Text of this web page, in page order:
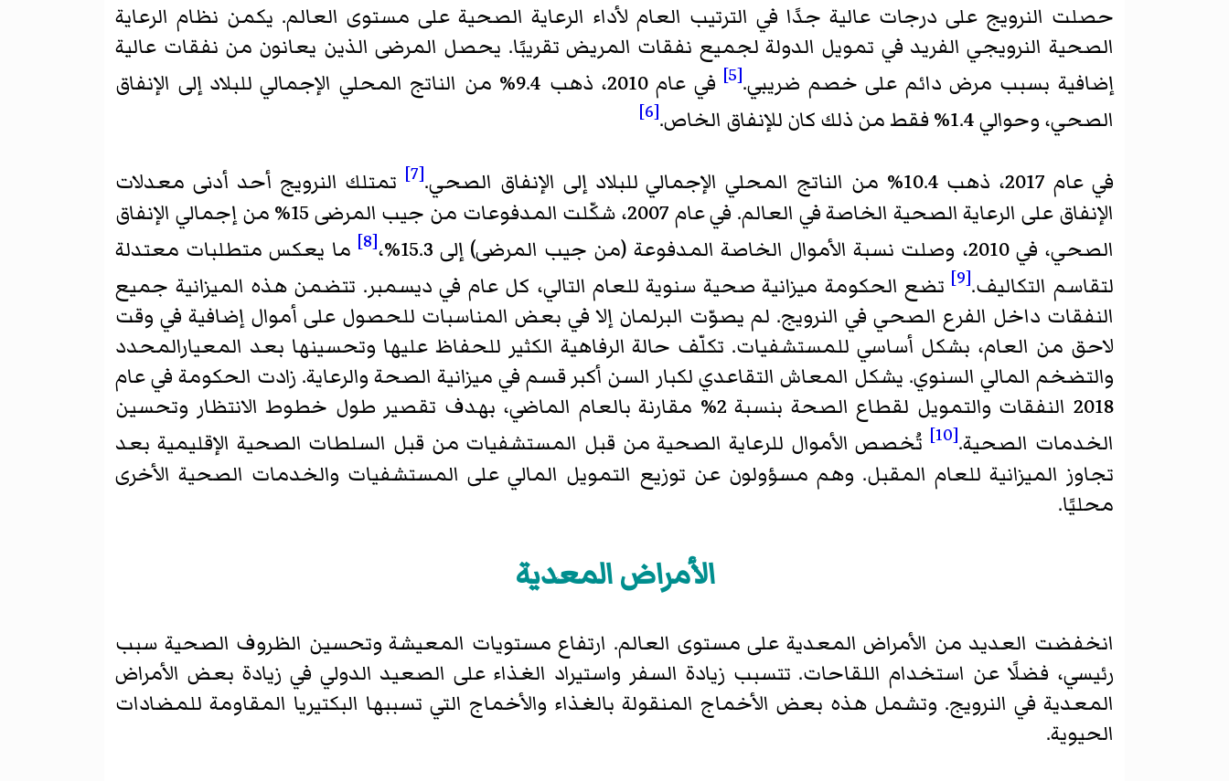
حصلت النرويج على درجات عالية جدًا في الترتيب العام لأداء الرعاية الصحية على مستوى العالم. يكمن نظام الرعاية
الصحية النرويجي الفريد في تمويل الدولة لجميع نفقات المريض تقريبًا. يحصل المرضى الذين يعانون من نفقات عالية
إضافية بسبب مرض دائم على خصم ضريبي.[5]
في عام 2010، ذهب 9.4% من الناتج المحلي الإجمالي للبلاد إلى الإنفاق
الصحي، وحوالي 1.4% فقط من ذلك كان للإنفاق الخاص.
[6]
في عام 2017، ذهب 10.4% من الناتج المحلي الإجمالي للبلاد إلى الإنفاق الصحي. [7]
تمتلك النرويج أحد أدنى معدلات
الإنفاق على الرعاية الصحية الخاصة في العالم. في عام 2007، شكّلت المدفوعات من جيب المرضى 15% من إجمالي الإنفاق
الصحي، في 2010، وصلت نسبة الأموال الخاصة المدفوعة (من جيب المرضى) إلى 15.3%،
[8]
ما يعكس متطلبات معتدلة
لتقاسم التكاليف.[9]
تضع الحكومة ميزانية صحية سنوية للعام التالي، كل عام في ديسمبر. تتضمن هذه الميزانية جميع
النفقات داخل الفرع الصحي في النرويج. لم يصوّت البرلمان إلا في بعض المناسبات للحصول على أموال إضافية في وقت
لاحق من العام، بشكل أساسي للمستشفيات. تكلّف حالة الرفاهية الكثير للحفاظ عليها وتحسينها بعد المعيارالمحدد
والتضخم المالي السنوي. يشكل المعاش التقاعدي لكبار السن أكبر قسم في ميزانية الصحة والرعاية. زادت الحكومة في عام
2018 النفقات والتمويل لقطاع الصحة بنسبة 2% مقارنة بالعام الماضي، بهدف تقصير طول خطوط الانتظار وتحسين
الخدمات الصحية.[10]
تُخصص الأموال للرعاية الصحية من قبل المستشفيات من قبل السلطات الصحية الإقليمية بعد
تجاوز الميزانية للعام المقبل. وهم مسؤولون عن توزيع التمويل المالي على المستشفيات والخدمات الصحية الأخرى
محليًا.
الأمراض المعدية
انخفضت العديد من الأمراض المعدية على مستوى العالم. ارتفاع مستويات المعيشة وتحسين الظروف الصحية سبب
رئيسي، فضلًا عن استخدام اللقاحات. تتسبب زيادة السفر واستيراد الغذاء على الصعيد الدولي في زيادة بعض الأمراض
المعدية في النرويج. وتشمل هذه بعض الأخماج المنقولة بالغذاء والأخماج التي تسببها البكتيريا المقاومة للمضادات
الحيوية.